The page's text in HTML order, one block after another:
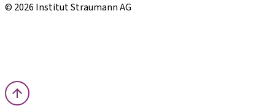
© 2026 Institut Straumann AG